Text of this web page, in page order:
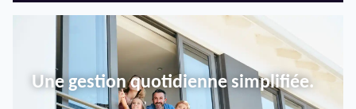
MISE EN LOCATION
Une gestion quotidienne simplifiée.